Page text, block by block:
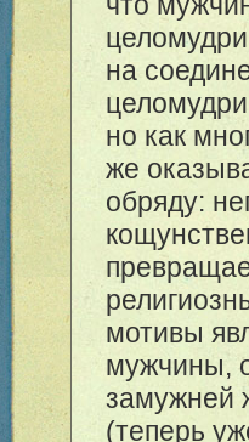
на
но как
же
обряду:
мотивы
мужчины,
замужней
(теперь